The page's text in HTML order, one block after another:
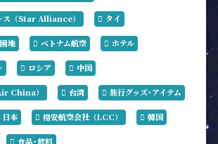
ス（Star Alliance） タイ
地 ベトナム航空 ホテル
ロシア 中国
China） 台湾 旅行グッズ･アイテム
日本 格安航空会社（LCC） 韓国
食品･飲料